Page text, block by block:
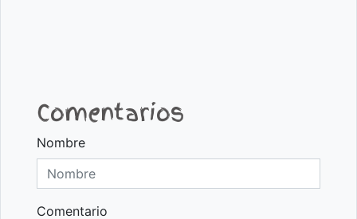
Comentarios
Nombre
Comentario